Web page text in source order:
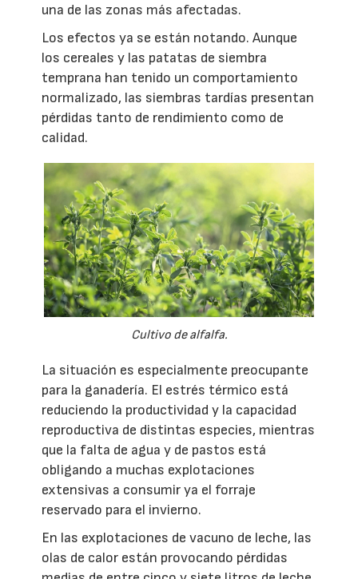
una de las zonas más afectadas.
Los efectos ya se están notando. Aunque
los cereales y las patatas de siembra
temprana han tenido un comportamiento
normalizado, las siembras tardías presentan
pérdidas tanto de rendimiento como de
calidad.
Cultivo de alfalfa.
La situación es especialmente preocupante
para la ganadería. El estrés térmico está
reduciendo la productividad y la capacidad
reproductiva de distintas especies, mientras
que la falta de agua y de pastos está
obligando a muchas explotaciones
extensivas a consumir ya el forraje
reservado para el invierno.
En las explotaciones de vacuno de leche, las
olas de calor están provocando pérdidas